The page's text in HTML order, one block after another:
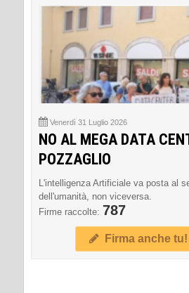
Venerdì 31 Luglio 2026
NO AL MEGA DATA
POZZAGLIO
L'intelligenza Artificiale va posta al
dell'umanità, non viceversa.
Firme raccolte: 787
Firma anche tu!